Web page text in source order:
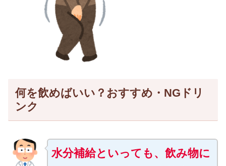
何を飲めばいい？おすすめ・NGドリ
ンク
水分補給といっても、飲み物に